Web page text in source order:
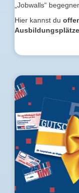
„Jobwalls“
Hier kannst du
Ausbildungsplätze